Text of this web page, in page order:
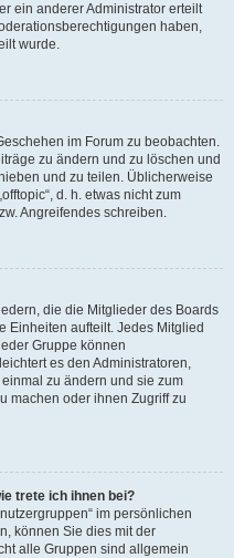
ein anderer Administrator erteilt
haben,
wurde.
im Forum zu beobachten.
zu ändern und zu löschen und
und zu teilen. Üblicherweise
d. h. etwas nicht zum
Angreifendes schreiben.
die die Mitglieder des Boards
Einheiten aufteilt. Jedes Mitglied
Gruppe können
es den Administratoren,
zu ändern und sie zum
machen oder ihnen Zugriff zu
trete ich ihnen bei?
im persönlichen
können Sie dies mit der
alle Gruppen sind allgemein